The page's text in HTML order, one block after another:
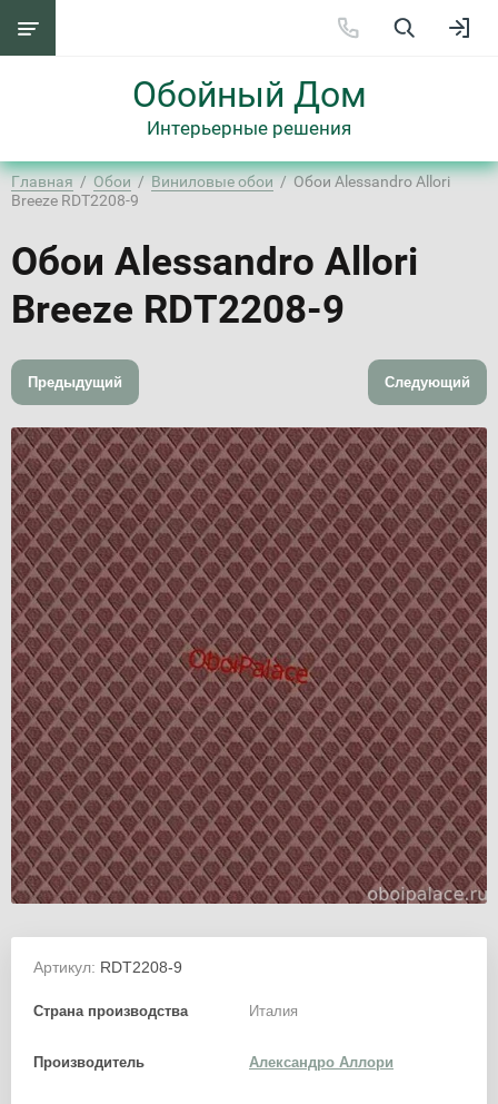
Обойный Дом
Интерьерные решения
Главная
  /
Обои
  /
Виниловые обои
  /  Обои Alessandro Allori
Breeze RDT2208-9
Обои Alessandro Allori
Breeze RDT2208-9
Предыдущий Следующий
Артикул: RDT2208-9
Производитель Александро Аллори
Страна производства Италия